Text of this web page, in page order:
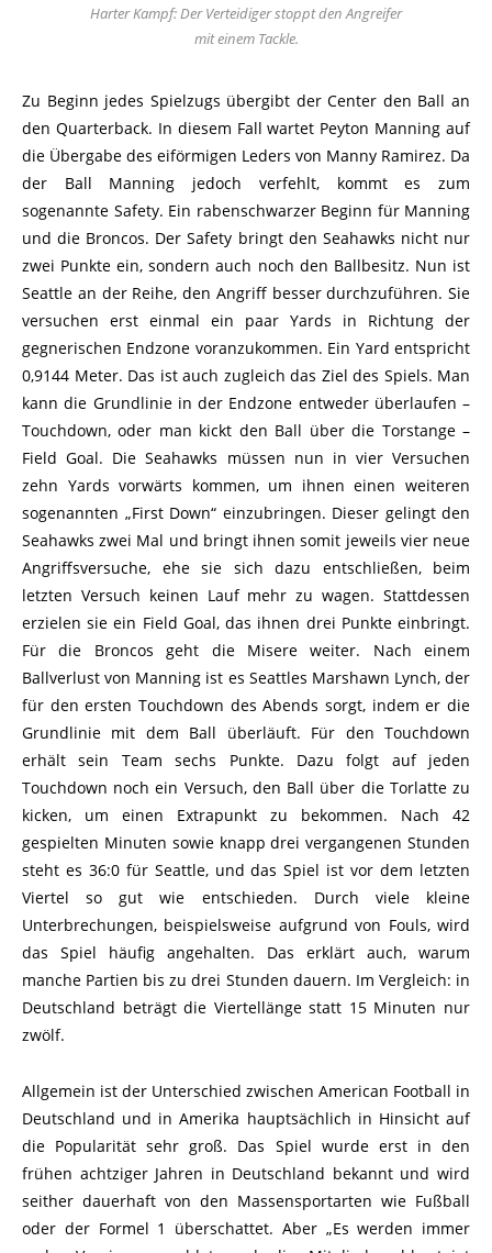
Harter Kampf: Der Verteidiger stoppt den Angreifer
mit einem Tackle.
Zu Beginn jedes Spielzugs übergibt der Center den Ball an
den Quarterback. In diesem Fall wartet Peyton Manning auf
die Übergabe des eiförmigen Leders von Manny Ramirez. Da
der Ball Manning jedoch verfehlt, kommt es zum
sogenannte Safety. Ein rabenschwarzer Beginn für Manning
und die Broncos. Der Safety bringt den Seahawks nicht nur
zwei Punkte ein, sondern auch noch den Ballbesitz. Nun ist
Seattle an der Reihe, den Angriff besser durchzuführen. Sie
versuchen erst einmal ein paar Yards in Richtung der
gegnerischen Endzone voranzukommen. Ein Yard entspricht
0,9144 Meter. Das ist auch zugleich das Ziel des Spiels. Man
kann die Grundlinie in der Endzone entweder überlaufen –
Touchdown, oder man kickt den Ball über die Torstange –
Field Goal. Die Seahawks müssen nun in vier Versuchen
zehn Yards vorwärts kommen, um ihnen einen weiteren
sogenannten „First Down“ einzubringen. Dieser gelingt den
Seahawks zwei Mal und bringt ihnen somit jeweils vier neue
Angriffsversuche, ehe sie sich dazu entschließen, beim
letzten Versuch keinen Lauf mehr zu wagen. Stattdessen
erzielen sie ein Field Goal, das ihnen drei Punkte einbringt.
Für die Broncos geht die Misere weiter. Nach einem
Ballverlust von Manning ist es Seattles Marshawn Lynch, der
für den ersten Touchdown des Abends sorgt, indem er die
Grundlinie mit dem Ball überläuft. Für den Touchdown
erhält sein Team sechs Punkte. Dazu folgt auf jeden
Touchdown noch ein Versuch, den Ball über die Torlatte zu
kicken, um einen Extrapunkt zu bekommen. Nach 42
gespielten Minuten sowie knapp drei vergangenen Stunden
steht es 36:0 für Seattle, und das Spiel ist vor dem letzten
Viertel so gut wie entschieden. Durch viele kleine
Unterbrechungen, beispielsweise aufgrund von Fouls, wird
das Spiel häufig angehalten. Das erklärt auch, warum
manche Partien bis zu drei Stunden dauern. Im Vergleich: in
Deutschland beträgt die Viertellänge statt 15 Minuten nur
zwölf.
Allgemein ist der Unterschied zwischen American Football in
Deutschland und in Amerika hauptsächlich in Hinsicht auf
die Popularität sehr groß. Das Spiel wurde erst in den
frühen achtziger Jahren in Deutschland bekannt und wird
seither dauerhaft von den Massensportarten wie Fußball
oder der Formel 1 überschattet. Aber „Es werden immer